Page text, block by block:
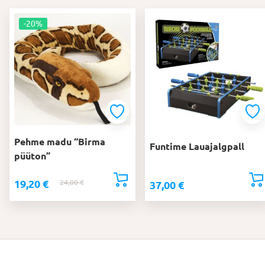
-20%
Pehme madu “Birma
püüton”
24,00€Algne
19,20 €
Praegune
Funtime Lauajalgpall
37,00 €